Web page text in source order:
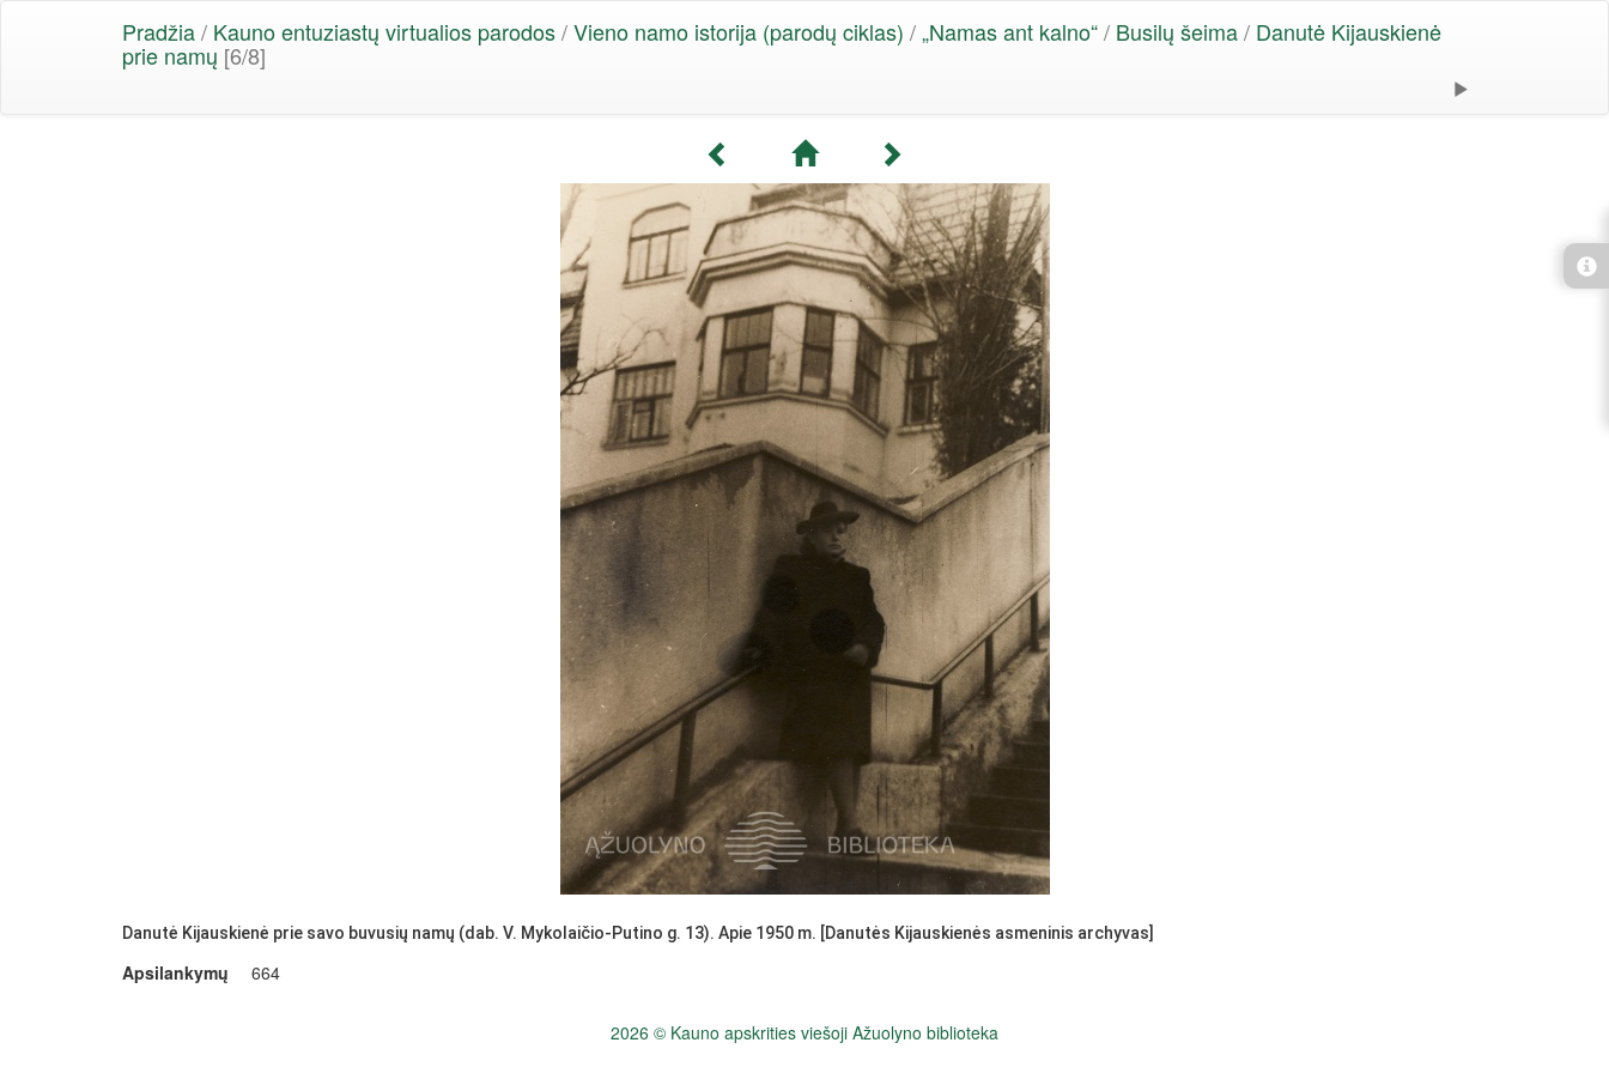
Pradžia/ Kauno entuziastų virtualios parodos/Vieno namo istorija (parodų ciklas) /„Namas ant kalno“/ Busilų šeima/ Danutė Kijauskienė
prie namų [6/8]
Danutė Kijauskienė prie savo buvusių namų (dab. V. Mykolaičio-Putino g. 13). Apie 1950 m. [Danutės Kijauskienės asmeninis archyvas]
Apsilankymų 664
2026 © Kauno apskrities viešoji Ažuolyno biblioteka